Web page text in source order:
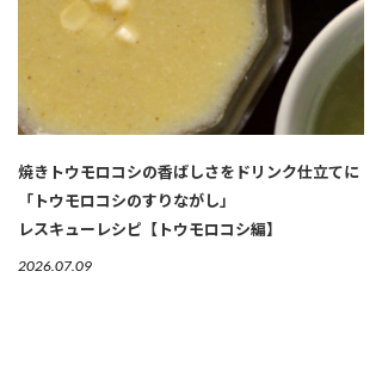
焼きトウモロコシの香ばしさをドリンク仕立てに
「トウモロコシのすりながし」
レスキューレシピ【トウモロコシ編】
2026.07.09